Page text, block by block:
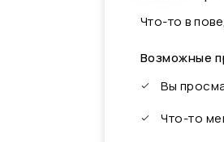
Что-то в
Возможные
Вы
Что-то